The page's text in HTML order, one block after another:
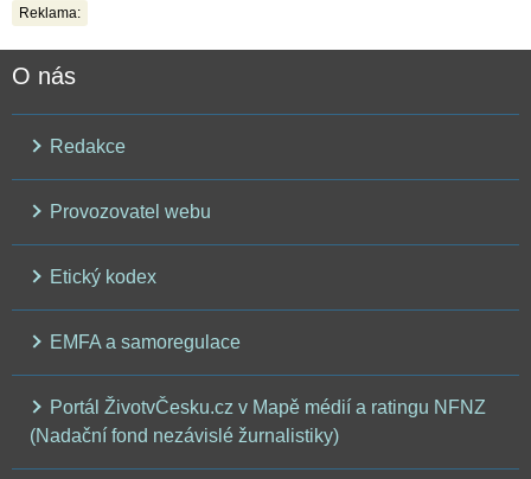
Reklama:
O nás
Redakce
Provozovatel webu
Etický kodex
EMFA a samoregulace
Portál ŽivotvČesku.cz v Mapě médií a ratingu NFNZ
(Nadační fond nezávislé žurnalistiky)